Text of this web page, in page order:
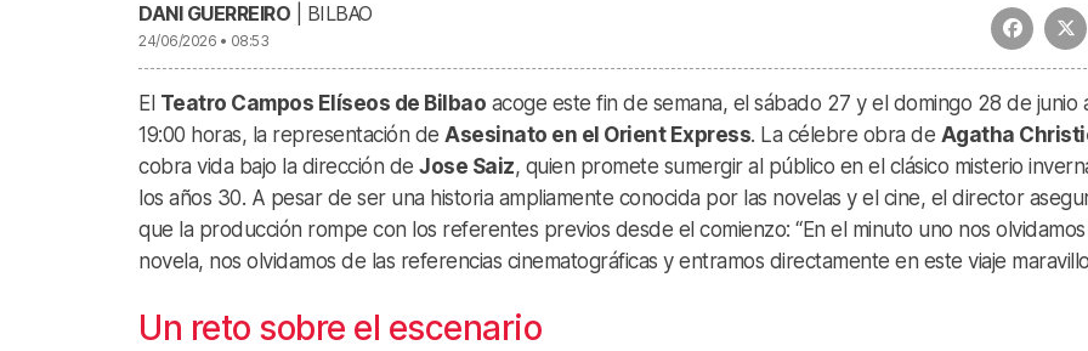
DANI GUERREIRO | BILBAO
24/06/2026 • 08:53
El Teatro Campos Elíseos de Bilbao acoge este fin de semana, el sábado 27 y el domingo 28 de junio
19:00 horas, la representación de Asesinato en el Orient Express. La célebre obra de Agatha
cobra vida bajo la dirección de Jose Saiz, quien promete sumergir al público en el clásico misterio
los años 30. A pesar de ser una historia ampliamente conocida por las novelas y el cine, el director
que la producción rompe con los referentes previos desde el comienzo: “En el minuto uno nos
novela, nos olvidamos de las referencias cinematográficas y entramos directamente en este viaje
Un reto sobre el escenario